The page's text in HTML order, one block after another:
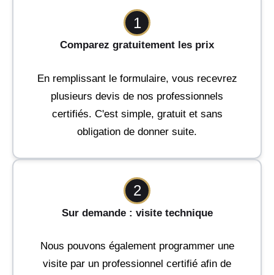
1
Comparez gratuitement les prix
En remplissant le formulaire, vous recevrez
plusieurs devis de nos professionnels
certifiés. C'est simple, gratuit et sans
obligation de donner suite.
2
Sur demande : visite technique
Nous pouvons également programmer une
visite par un professionnel certifié afin de